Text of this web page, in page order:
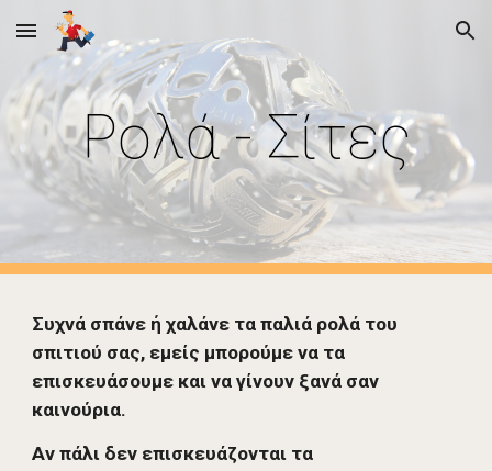
Skip to main content Skip to navigation
Ρολά - Σίτες
Συχνά σπάνε ή χαλάνε τα παλιά ρολά του
σπιτιού σας, εμείς μπορούμε να τα
επισκευάσουμε και να γίνουν ξανά σαν
καινούρια.
Αν πάλι δεν επισκευάζονται τα